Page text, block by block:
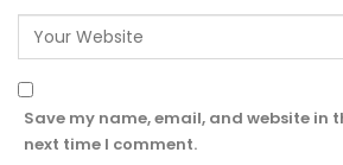
Save my name, email, and website in
next time I comment.